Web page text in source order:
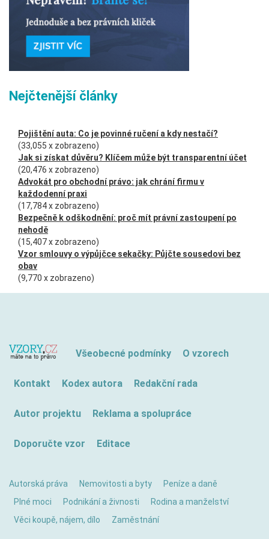
Nejčtenější články
Pojištění auta: Co je povinné ručení a kdy nestačí?
(33,055 x zobrazeno)
Jak si získat důvěru? Klíčem může být transparentní účet
(20,476 x zobrazeno)
Advokát pro obchodní právo: jak chrání firmu v
každodenní praxi
(17,784 x zobrazeno)
Bezpečně k odškodnění: proč mít právní zastoupení po
nehodě
(15,407 x zobrazeno)
Vzor smlouvy o výpůjčce sekačky: Půjčte sousedovi bez
obav
(9,770 x zobrazeno)
Všeobecné podmínky O vzorech
Kontakt Kodex autora Redakční rada
Autor projektu Reklama a spolupráce
Doporučte vzor Editace
Autorská práva Nemovitosti a byty
Peníze a daně
Plné moci
Podnikání a živnosti
Rodina a manželství
Věci koupě, nájem, dílo
Zaměstnání